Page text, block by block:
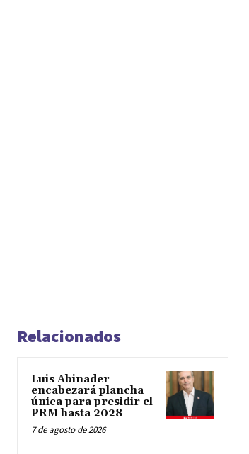
Relacionados
Luis Abinader
encabezará plancha
única para presidir el
PRM hasta 2028
7 de agosto de 2026